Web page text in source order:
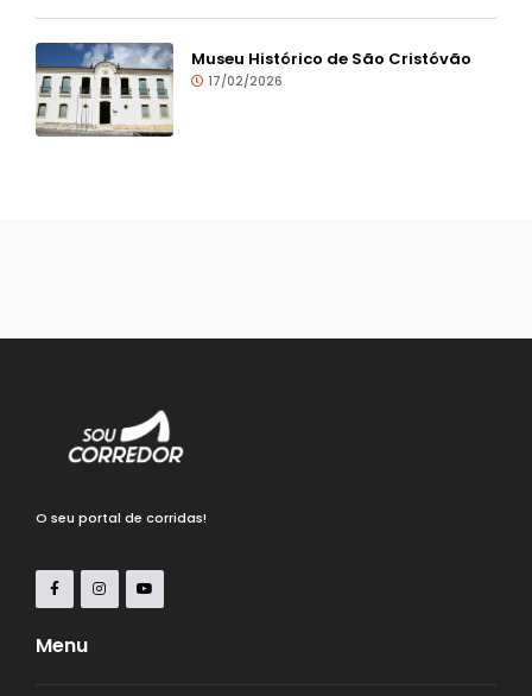
Museu Histórico de São Cristóvão
17/02/2026
O seu portal de corridas!
Menu